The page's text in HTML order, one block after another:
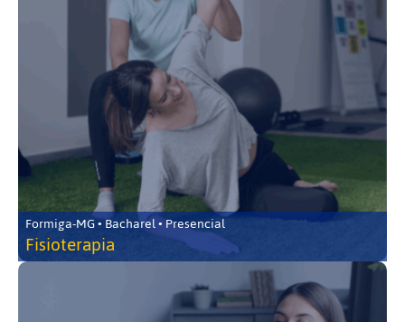
Formiga-MG • Bacharel • Presencial
Fisioterapia